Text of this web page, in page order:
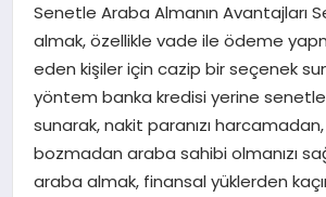
GENEL
GÜNDEM
TEKNOLOJI
Senetle Araba Almanın Avantajları
almak, özellikle vade ile ödeme
eden kişiler için cazip bir seçenek
yöntem banka kredisi yerine
sunarak, nakit paranızı
bozmadan araba sahibi olmanızı
araba almak, finansal yüklerden